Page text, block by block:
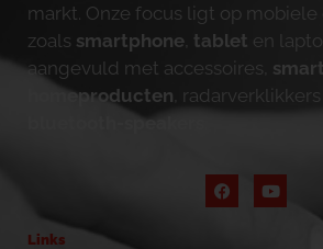
markt. Onze focus ligt op mobiele
zoals smartphone tablet en
aangevuld met accessoires,
homeproducten ,
bluetooth-speakers
Links